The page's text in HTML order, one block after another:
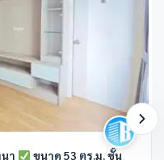
า
ขนาด 53 ตร.ม. ชั้น